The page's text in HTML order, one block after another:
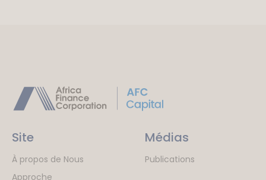
Site
À propos de Nous
Approche
Médias
Publications